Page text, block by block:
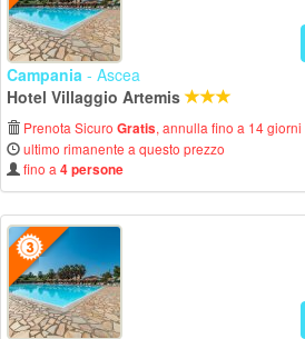
Campania - Ascea
Hotel Villaggio Artemis
Prenota Sicuro Gratis, annulla fino a 14 giorni
ultimo rimanente a questo prezzo
fino a 4 persone